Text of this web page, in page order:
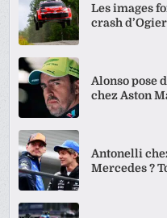
Les images
crash d’Ogier
Alonso pose
chez Aston
Antonelli
Mercedes ?